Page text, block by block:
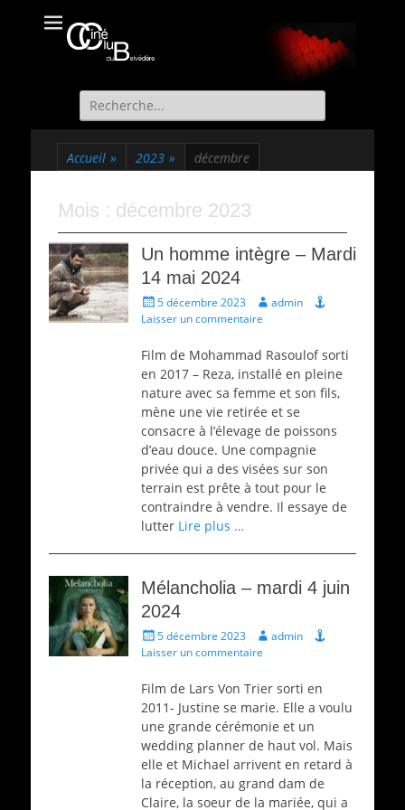
Ciné Club du
Belvédère
Site officiel du Ciné Club de St Martin d'Uriage
Recherche
de:
Accueil » 2023 » décembre
Mois : décembre 2023
Un homme intègre – Mardi
14 mai 2024
Écrit
le
5 décembre 2023 Auteur
admin
Laisser un commentaire
Film de Mohammad Rasoulof sorti
en 2017 – Reza, installé en pleine
nature avec sa femme et son fils,
mène une vie retirée et se
consacre à l’élevage de poissons
d’eau douce. Une compagnie
privée qui a des visées sur son
terrain est prête à tout pour le
contraindre à vendre. Il essaye de
lutter Lire plus …
Mélancholia – mardi 4 juin
2024
Écrit
le
5 décembre 2023 Auteur
admin
Laisser un commentaire
Film de Lars Von Trier sorti en
2011- Justine se marie. Elle a voulu
une grande cérémonie et un
wedding planner de haut vol. Mais
elle et Michael arrivent en retard à
la réception, au grand dam de
Claire, la soeur de la mariée, qui a